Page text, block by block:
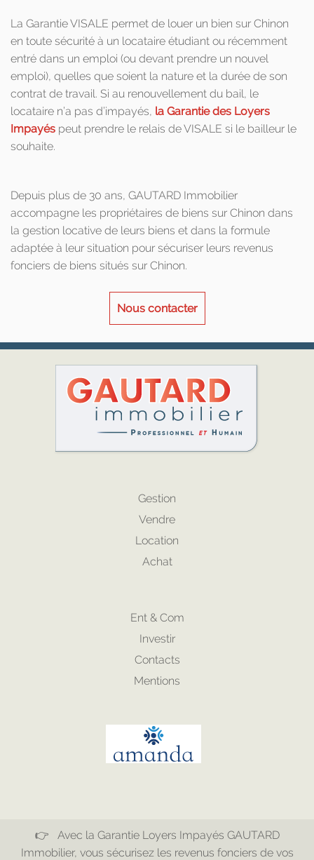
La Garantie VISALE permet de louer un bien sur Chinon
en toute sécurité à un locataire étudiant ou récemment
entré dans un emploi (ou devant prendre un nouvel
emploi), quelles que soient la nature et la durée de son
contrat de travail. Si au renouvellement du bail, le
locataire n’a pas d’impayés, la Garantie des Loyers
Impayés peut prendre le relais de VISALE si le bailleur le
souhaite.
Depuis plus de 30 ans, GAUTARD Immobilier
accompagne les propriétaires de biens sur Chinon dans
la gestion locative de leurs biens et dans la formule
adaptée à leur situation pour sécuriser leurs revenus
fonciers de biens situés sur Chinon.
Nous contacter
Gestion
Vendre
Location
Achat
Ent & Com
Investir
Contacts
Mentions
👉 Avec la Garantie Loyers Impayés GAUTARD
Immobilier, vous sécurisez les revenus fonciers de vos